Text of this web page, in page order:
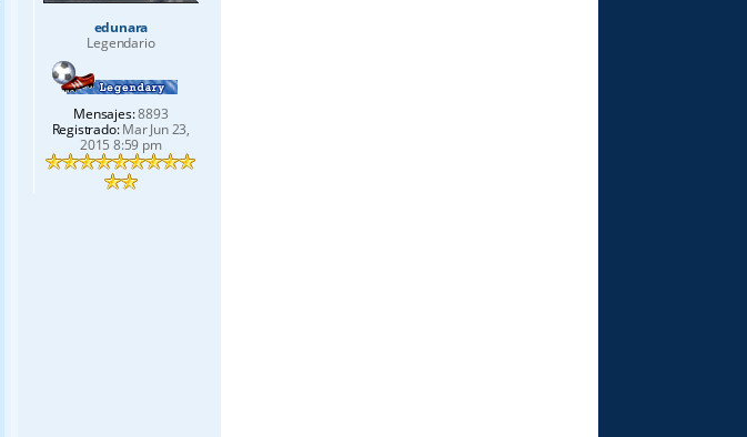
edunara
Legendario
Mensajes:8893
Registrado:Mar Jun 23,
2015 8:59 pm